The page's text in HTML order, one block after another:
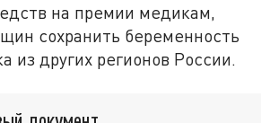
на премии медикам,
сохранить беременность
из других регионов России.